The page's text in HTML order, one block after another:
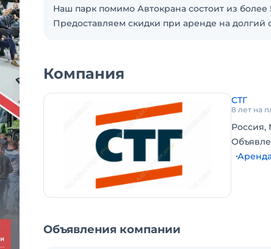
Наш парк помимо Автокрана состоит из
Предоставляем скидки при аренде на долгий
Компания
СТГ
8 лет на
Россия,
Объявления компании